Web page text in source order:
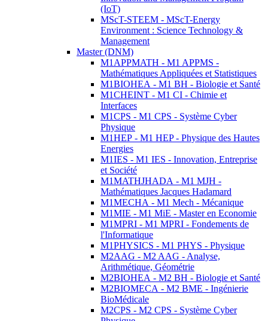
(IoT)
MScT-STEEM - MScT-Energy
Environment : Science Technology &
Management
Master (DNM)
M1APPMATH - M1 APPMS -
Mathématiques Appliquées et Statistiques
M1BIOHEA - M1 BH - Biologie et Santé
M1CHEINT - M1 CI - Chimie et
Interfaces
M1CPS - M1 CPS - Système Cyber
Physique
M1HEP - M1 HEP - Physique des Hautes
Energies
M1IES - M1 IES - Innovation, Entreprise
et Société
M1MATHJHADA - M1 MJH -
Mathématiques Jacques Hadamard
M1MECHA - M1 Mech - Mécanique
M1MIE - M1 MiE - Master en Economie
M1MPRI - M1 MPRI - Fondements de
l'Informatique
M1PHYSICS - M1 PHYS - Physique
M2AAG - M2 AAG - Analyse,
Arithmétique, Géométrie
M2BIOHEA - M2 BH - Biologie et Santé
M2BIOMECA - M2 BME - Ingénierie
BioMédicale
M2CPS - M2 CPS - Système Cyber